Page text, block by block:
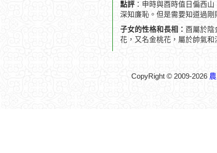
點評 ：申時與酉時值日偏西
深知廉恥。但是需要知道過剛
子女的性格和長相： 酉屬於陰
花，又名金桃花，屬於帥氣
CopyRight © 2009-2026